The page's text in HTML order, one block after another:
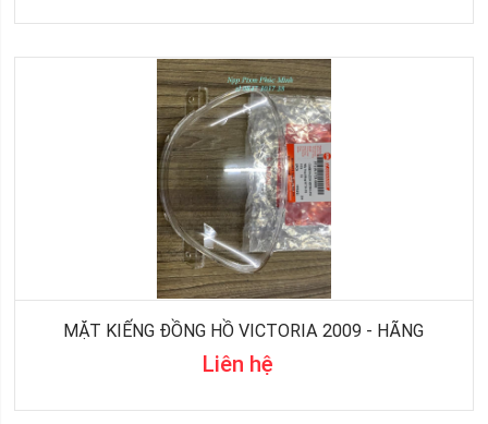
MẶT KIẾNG ĐỒNG HỒ VICTORIA 2009 - HÃNG
Liên hệ